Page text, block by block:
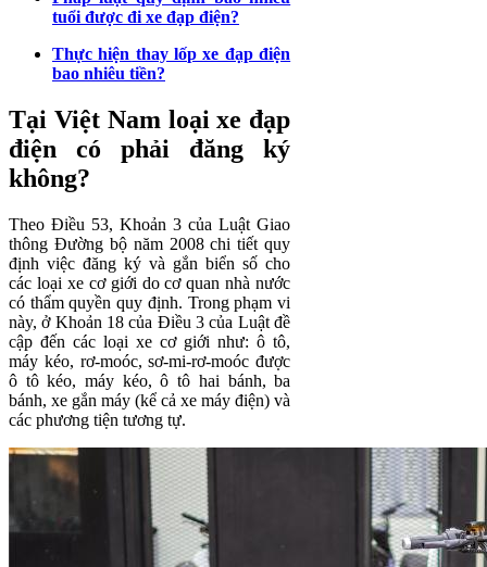
tuổi được đi xe đạp điện?
Thực hiện thay lốp xe đạp điện
bao nhiêu tiền?
Tại Việt Nam loại xe đạp
điện có phải đăng ký
không?
Theo Điều 53, Khoản 3 của Luật Giao
thông Đường bộ năm 2008 chi tiết quy
định việc đăng ký và gắn biển số cho
các loại xe cơ giới do cơ quan nhà nước
có thẩm quyền quy định. Trong phạm vi
này, ở Khoản 18 của Điều 3 của Luật đề
cập đến các loại xe cơ giới như: ô tô,
máy kéo, rơ-moóc, sơ-mi-rơ-moóc được
ô tô kéo, máy kéo, ô tô hai bánh, ba
bánh, xe gắn máy (kể cả xe máy điện) và
các phương tiện tương tự.